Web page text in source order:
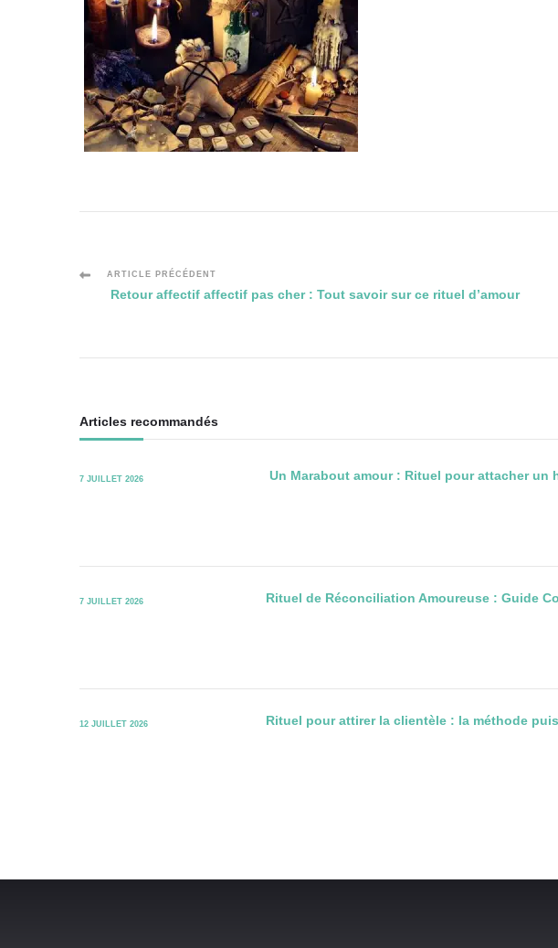
Navigation
articles
ARTICLE PRÉCÉDENT
Retour affectif affectif pas cher : Tout savoir sur ce rituel d’amour
Articles recommandés
7 JUILLET 2026 Un Marabout amour : Rituel pour attacher un
7 JUILLET 2026 Rituel de Réconciliation Amoureuse : Guide
12 JUILLET 2026 Rituel pour attirer la clientèle : la méthode